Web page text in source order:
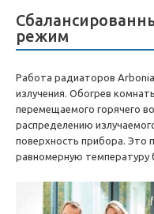
режим
Работа радиаторов
излучения. Обогрев
перемещаемого горячего
распределению
поверхность прибора. Это
равномерную температуру